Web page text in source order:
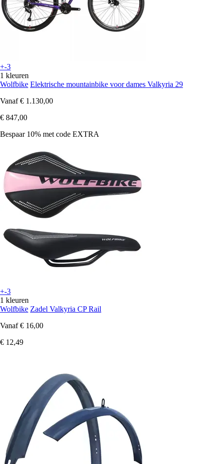
+-3
1 kleuren
Wolfbike Elektrische mountainbike voor dames Valkyria 29
Vanaf € 1.130,00
€ 847,00
Bespaar 10% met code EXTRA
+-3
1 kleuren
Wolfbike Zadel Valkyria CP Rail
Vanaf € 16,00
€ 12,49